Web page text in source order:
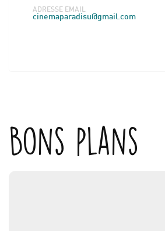
ADRESSE EMAIL
cinemaparadisu@gmail.com
Bons plans